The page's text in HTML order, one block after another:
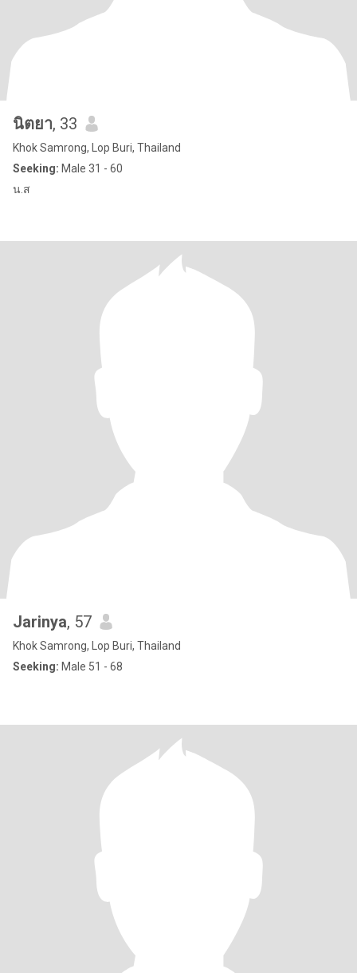
นิตยา, 33
Khok Samrong, Lop Buri, Thailand
Seeking: Male 31 - 60
น.ส
Jarinya, 57
Khok Samrong, Lop Buri, Thailand
Seeking: Male 51 - 68